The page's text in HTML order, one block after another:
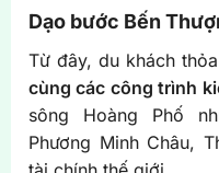
Dạo bước Bến
Từ đây, du khách
cùng các công trình
sông Hoàng Phố
Phương Minh Châu,